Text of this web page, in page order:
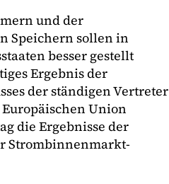
und der
Speichern sollen in
besser gestellt
Ergebnis der
der ständigen Vertreter
Union
die Ergebnisse der
Strombinnenmarkt-